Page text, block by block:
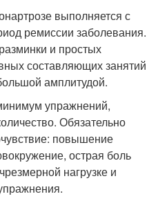
выполняется с
ремиссии заболевания.
и простых
составляющих занятий
амплитудой.
упражнений,
Обязательно
повышение
острая боль
нагрузке и